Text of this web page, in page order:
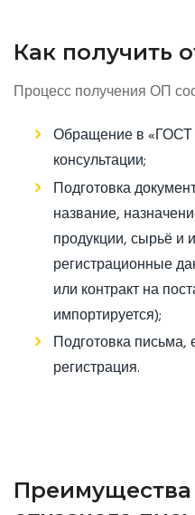
Как получить
Процесс получения ОП
Обращение в «ГОСТ
консультации;
Подготовка
название,
продукции, сырьё
регистрационные
или контракт на
импортируется);
Подготовка письма,
регистрация.